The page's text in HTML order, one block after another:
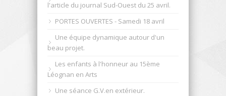
l'article du journal Sud-Ouest du 25 avril.
PORTES OUVERTES - Samedi 18 avril
Une équipe dynamique autour d'un
beau projet.
Les enfants à l'honneur au 15ème
Léognan en Arts
Une séance G.V.en extérieur.